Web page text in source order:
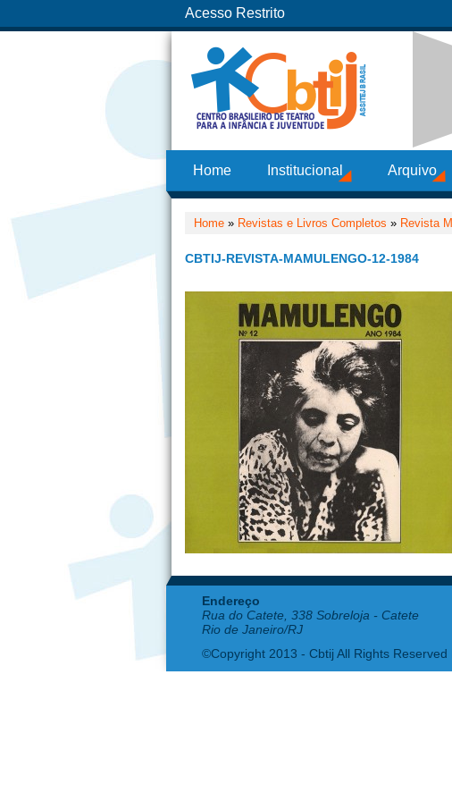
Acesso Restrito
Home Institucional Arquivo
Home » Revistas e Livros Completos » Revista
CBTIJ-REVISTA-MAMULENGO-12-1984
Endereço
Rua do Catete, 338 Sobreloja - Catete
Rio de Janeiro/RJ
©Copyright 2013 - Cbtij All Rights Reserved